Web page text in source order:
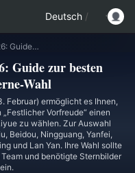
Deutsch /
Genshin Lantern Rite 2026: Guide zur besten kostenlosen 4-Sterne-Wahl
Guide zur besten
Wahl
Februar) ermöglicht es Ihnen,
Vorfreude“ einen
zu wählen. Zur Auswahl
Beidou, Ningguang, Yanfei,
und Lan Yan. Ihre Wahl sollte
und benötigte Sternbilder